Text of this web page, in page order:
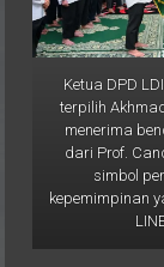
Ketua DPD
terpilih
menerima
dari Prof.
simbol
kepemimpinan